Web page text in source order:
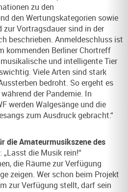
zu den
den Wertungskategorien sowie
zur Vortragsdauer sind in der
beschrieben. Anmeldeschluss ist
kommenden Berliner Chortreff
und intelligente Tier
Viele Arten sind stark
bedroht. So ergeht es
der Pandemie. In
werden Walgesänge und die
zum Ausdruck gebracht.“
die Amateurmusikszene des
„Lasst die Musik rein!“
die Räume zur Verfügung
zeigen. Wer schon beim Projekt
zur Verfügung stellt, darf sein